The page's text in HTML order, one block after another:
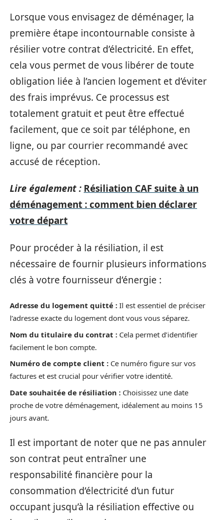
Lorsque vous envisagez de déménager, la
première étape incontournable consiste à
résilier votre contrat d’électricité. En effet,
cela vous permet de vous libérer de toute
obligation liée à l’ancien logement et d’éviter
des frais imprévus. Ce processus est
totalement gratuit et peut être effectué
facilement, que ce soit par téléphone, en
ligne, ou par courrier recommandé avec
accusé de réception.
Lire également : Résiliation CAF suite à un
déménagement : comment bien déclarer
votre départ
Pour procéder à la résiliation, il est
nécessaire de fournir plusieurs informations
clés à votre fournisseur d’énergie :
Adresse du logement quitté : Il est essentiel de préciser
l’adresse exacte du logement dont vous vous séparez.
Nom du titulaire du contrat : Cela permet d’identifier
facilement le bon compte.
Numéro de compte client : Ce numéro figure sur vos
factures et est crucial pour vérifier votre identité.
Date souhaitée de résiliation : Choisissez une date
proche de votre déménagement, idéalement au moins 15
jours avant.
Il est important de noter que ne pas annuler
son contrat peut entraîner une
responsabilité financière pour la
consommation d’électricité d’un futur
occupant jusqu’à la résiliation effective ou